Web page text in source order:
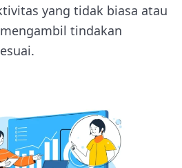
yang tidak biasa atau
tindakan